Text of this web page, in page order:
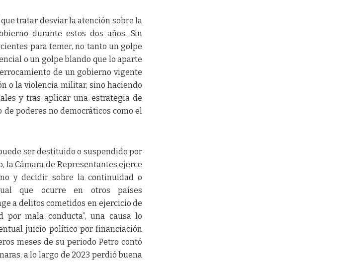
tratar desviar la atención sobre la
durante estos dos años. Sin
para temer, no tanto un golpe
o un golpe blando que lo aparte
de un gobierno vigente
o la violencia militar, sino haciendo
y tras aplicar una estrategia de
poderes no democráticos como el
ser destituido o suspendido por
la Cámara de Representantes ejerce
y decidir sobre la continuidad o
que ocurre en otros países
a delitos cometidos en ejercicio de
por mala conducta”, una causa lo
juicio político por financiación
meses de su periodo Petro contó
a lo largo de 2023 perdió buena